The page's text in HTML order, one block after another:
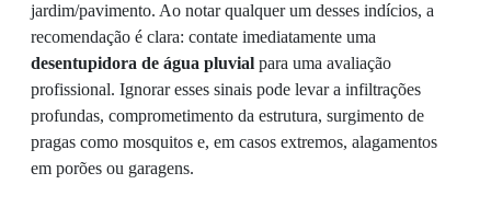
jardim/pavimento. Ao notar qualquer um desses indícios, a
recomendação é clara: contate imediatamente uma
desentupidora de água pluvial para uma avaliação
profissional. Ignorar esses sinais pode levar a infiltrações
profundas, comprometimento da estrutura, surgimento de
pragas como mosquitos e, em casos extremos, alagamentos
em porões ou garagens.